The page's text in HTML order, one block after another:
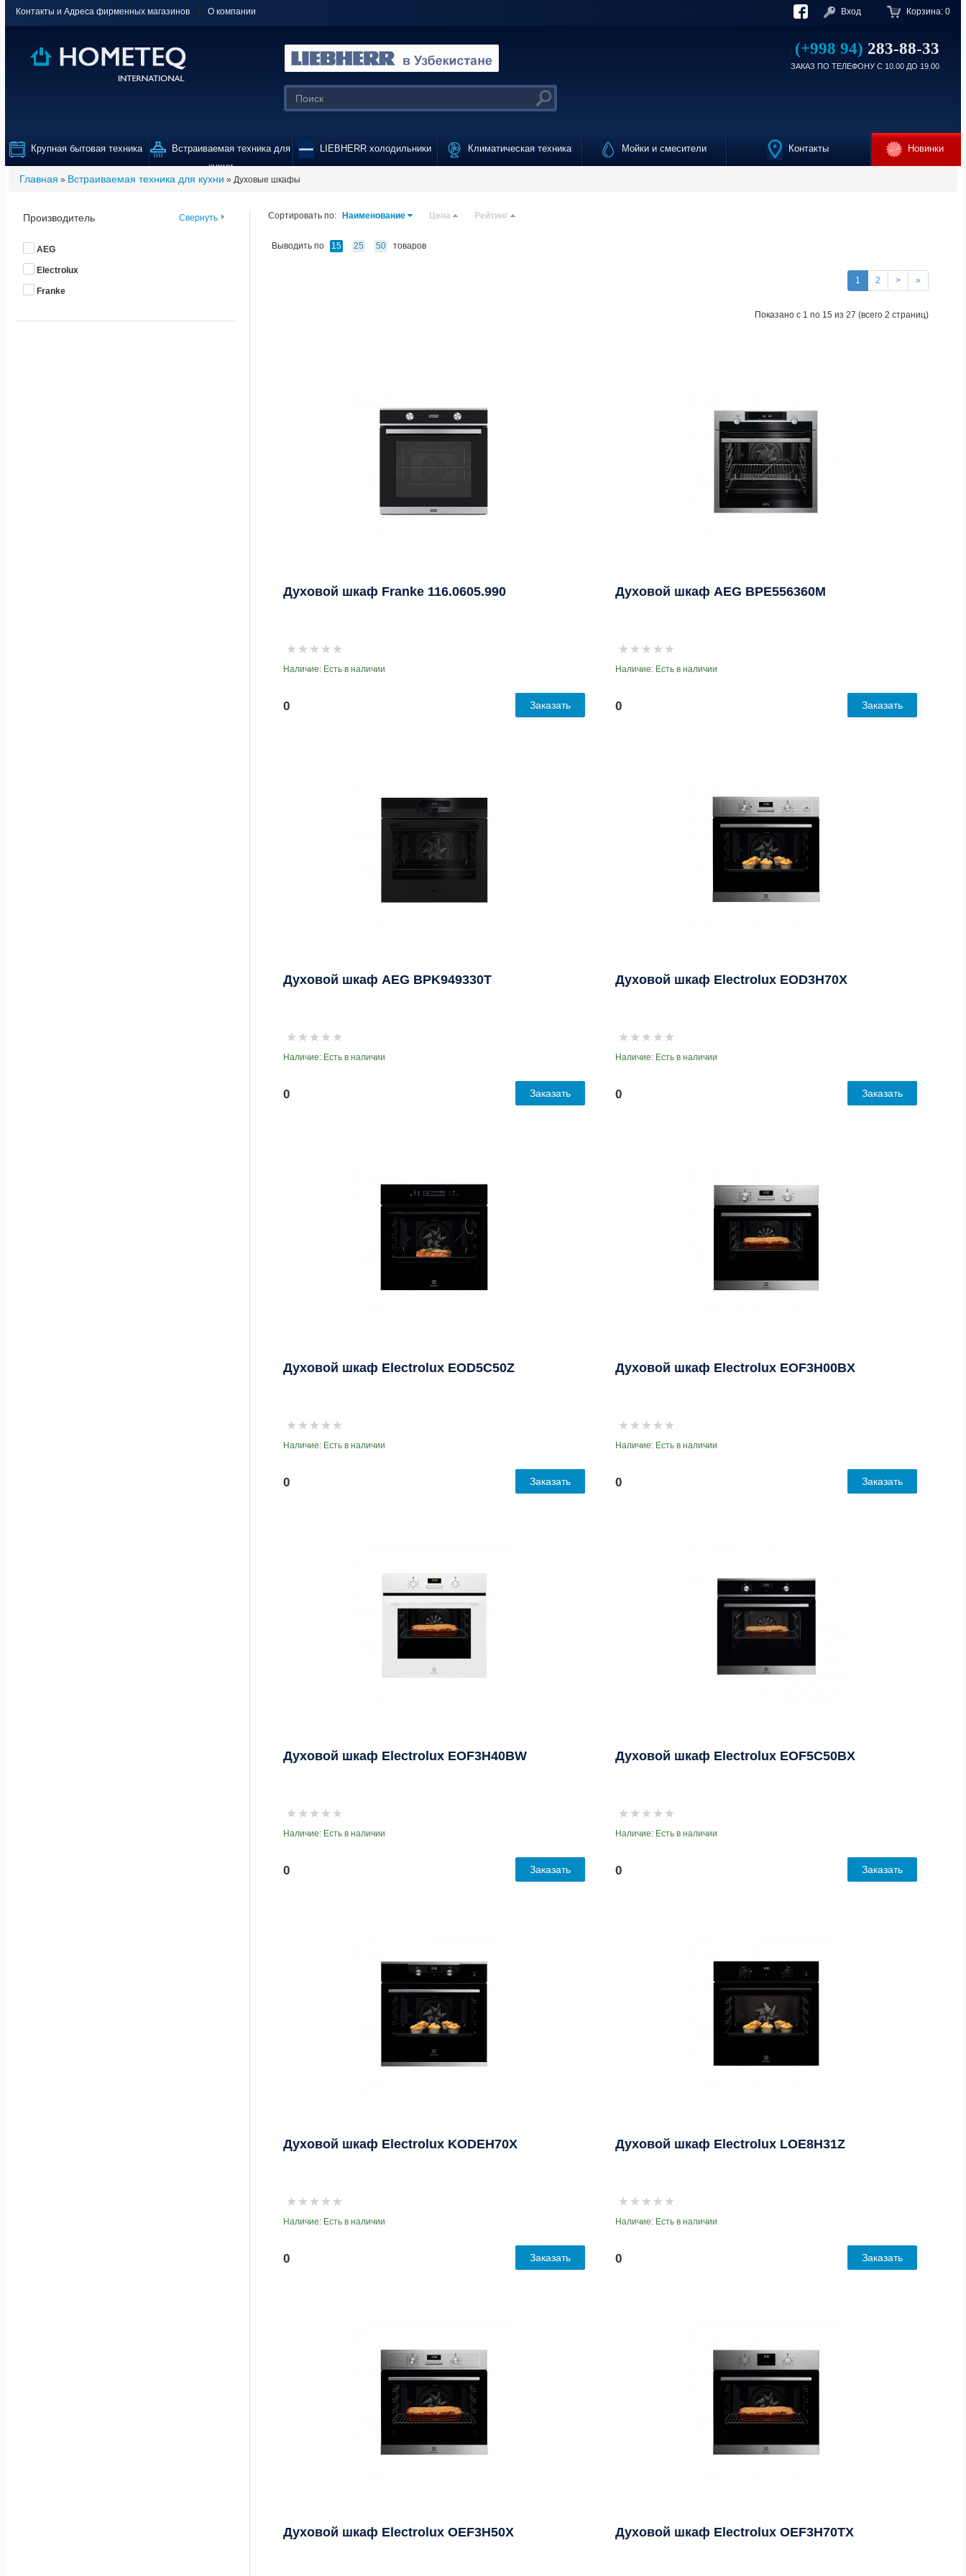
Контакты и Адреса фирменных магазинов О компании Вход Корзина: 0
(+998 94) 283-88-33
ЗАКАЗ ПО ТЕЛЕФОНУ С 10.00 ДО 19.00
Крупная бытовая техника
Встраиваемая техника для
кухни
LIEBHERR холодильники Климатическая техника Мойки и смесители Контакты Новинки
Главная » Встраиваемая техника для кухни » Духовые шкафы
Сортировать по: Наименование Цена Рейтинг
Выводить по 15 25 50 товаров
1 2 > »
Показано с 1 по 15 из 27 (всего 2 страниц)
Духовой шкаф Franke 116.0605.990
Наличие: Есть в наличии
0 Заказать
Духовой шкаф AEG BPE556360M
Наличие: Есть в наличии
0 Заказать
Духовой шкаф AEG BPK949330T
Наличие: Есть в наличии
0 Заказать
Духовой шкаф Electrolux EOD3H70X
Наличие: Есть в наличии
0 Заказать
Духовой шкаф Electrolux EOD5C50Z
Наличие: Есть в наличии
0 Заказать
Духовой шкаф Electrolux EOF3H00BX
Наличие: Есть в наличии
0 Заказать
Духовой шкаф Electrolux EOF3H40BW
Наличие: Есть в наличии
0 Заказать
Духовой шкаф Electrolux EOF5C50BX
Наличие: Есть в наличии
0 Заказать
Духовой шкаф Electrolux KODEH70X
Наличие: Есть в наличии
0 Заказать
Духовой шкаф Electrolux LOE8H31Z
Наличие: Есть в наличии
0 Заказать
Духовой шкаф Electrolux OEF3H50X Духовой шкаф Electrolux OEF3H70TX
Производитель Свернуть
AEG
Electrolux
Franke